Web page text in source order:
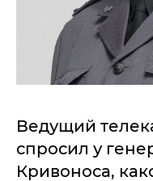
Ведущий
спросил у
Кривоноса,